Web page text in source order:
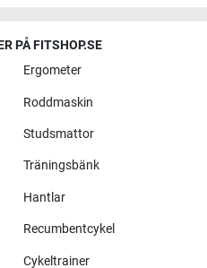
PÅ FITSHOP.SE
Ergometer
Roddmaskin
Studsmattor
Träningsbänk
Hantlar
Recumbentcykel
Cykeltrainer